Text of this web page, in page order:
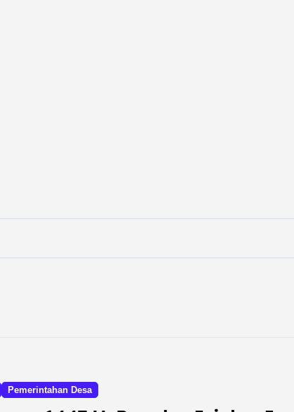
Pemerintahan Desa